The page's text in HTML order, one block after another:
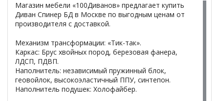
Магазин мебели «100Диванов» предлагает купить
Диван Спинер БД в Москве по выгодным ценам от
производителя с доставкой.
Механизм трансформации: «Тик-так».
Каркас: Брус хвойных пород, березовая фанера,
ЛДСП, ПДВП.
Наполнитель: независимый пружинный блок,
геовойлок, высокоэластичный ППУ, синтепон.
Наполнитель подушек: Холофайбер.